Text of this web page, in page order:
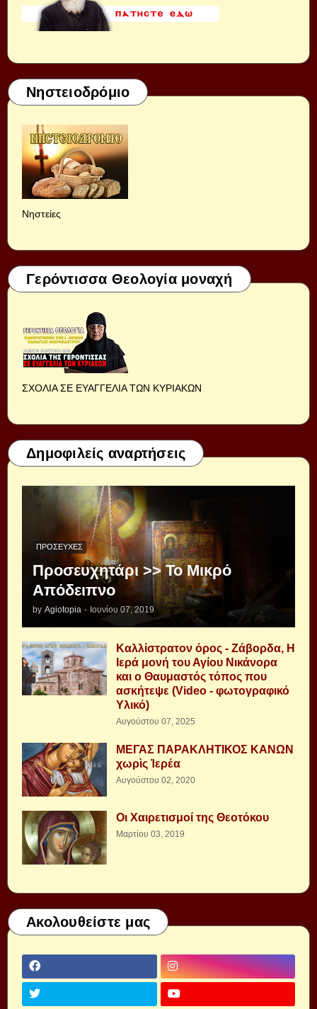
Νηστειοδρόμιο
Νηστείες
Γερόντισσα Θεολογία μοναχή
ΣΧΟΛΙΑ ΣΕ ΕΥΑΓΓΕΛΙΑ ΤΩΝ ΚΥΡΙΑΚΩΝ
Δημοφιλείς αναρτήσεις
ΠΡΟΣΕΥΧΈΣ
Προσευχητάρι >> Το Μικρό
Απόδειπνο
by Agiotopia - Ιουνίου 07, 2019
Καλλίστρατον όρος - Ζάβορδα, Η
Ιερά μονή του Αγίου Νικάνορα
και ο Θαυμαστός τόπος που
ασκήτεψε (Video - φωτογραφικό
Υλικό)
Αυγούστου 07, 2025
ΜΕΓΑΣ ΠΑΡΑΚΛΗΤΙΚΟΣ ΚΑΝΩΝ
χωρὶς Ἱερέα
Αυγούστου 02, 2020
Οι Χαιρετισμοί της Θεοτόκου
Μαρτίου 03, 2019
Ακολουθείστε μας